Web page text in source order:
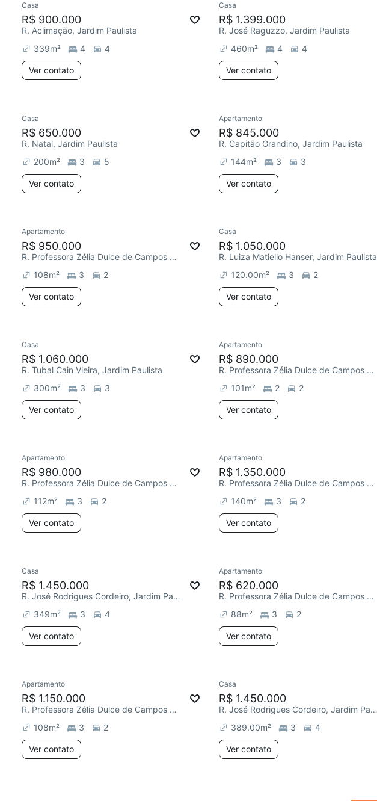
Casa
R$ 900.000
R. Aclimação, Jardim Paulista
339m² 4 4
Ver contato
Casa
R$ 1.399.000
R. José Raguzzo, Jardim Paulista
460m² 4 4
Ver contato
Casa
R$ 650.000
R. Natal, Jardim Paulista
200m² 3 5
Ver contato
Apartamento
R$ 845.000
R. Capitão Grandino, Jardim Paulista
144m² 3 3
Ver contato
Apartamento
R$ 950.000
R. Professora Zélia Dulce de Campos Maia, Jardim Paulista
108m² 3 2
Ver contato
Casa
R$ 1.050.000
R. Luiza Matiello Hanser, Jardim Paulista
120.00m² 3 2
Ver contato
Casa
R$ 1.060.000
R. Tubal Cain Vieira, Jardim Paulista
300m² 3 3
Ver contato
Apartamento
R$ 890.000
R. Professora Zélia Dulce de Campos Maia, Jardim Paulista
101m² 2 2
Ver contato
Apartamento
R$ 980.000
R. Professora Zélia Dulce de Campos Maia, Jardim Paulista
112m² 3 2
Ver contato
Apartamento
R$ 1.350.000
R. Professora Zélia Dulce de Campos Maia, Jardim Paulista
140m² 3 2
Ver contato
Casa
R$ 1.450.000
R. José Rodrigues Cordeiro, Jardim Paulista
349m² 3 4
Ver contato
Apartamento
R$ 620.000
R. Professora Zélia Dulce de Campos Maia, Jardim Paulista
88m² 3 2
Ver contato
Apartamento
R$ 1.150.000
R. Professora Zélia Dulce de Campos Maia, Jardim Paulista
108m² 3 2
Ver contato
Casa
R$ 1.450.000
R. José Rodrigues Cordeiro, Jardim Paulista
389.00m² 3 4
Ver contato